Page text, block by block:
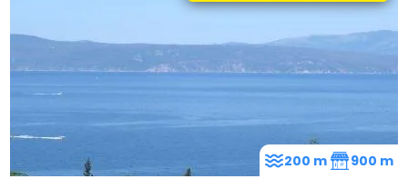
200 m 900 m